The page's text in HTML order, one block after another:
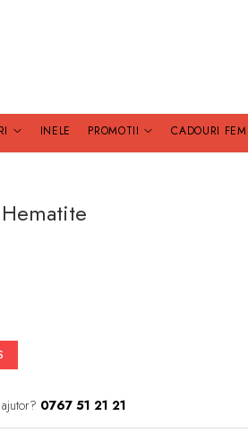
INELE PROMOTII CADOURI
0767 51 21 21